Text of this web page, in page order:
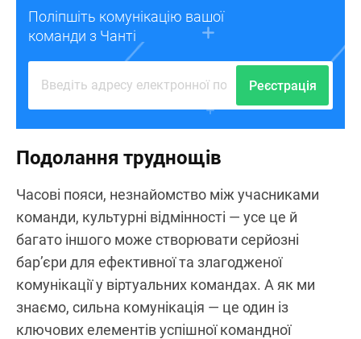
Поліпшіть комунікацію вашої
команди з Чанті
Реєстрація
Подолання труднощів
Часові пояси, незнайомство між учасниками
команди, культурні відмінності — усе це й
багато іншого може створювати серйозні
бар’єри для ефективної та злагодженої
комунікації у віртуальних командах. А як ми
знаємо, сильна комунікація — це один із
ключових елементів успішної командної